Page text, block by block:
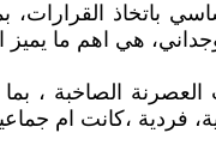
باتخاذ القرارات،
هي اهم ما يميز
الصاخبة ،
فردية ،كانت ام